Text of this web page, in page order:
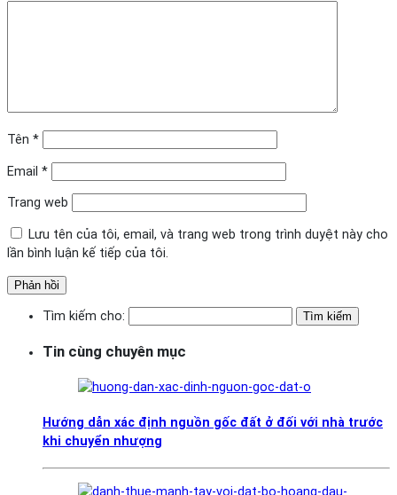
Tên *
Email *
Trang web
Lưu tên của tôi, email, và trang web trong trình duyệt này cho
lần bình luận kế tiếp của tôi.
Tìm kiếm cho:
Tin cùng chuyên mục
Hướng dẫn xác định nguồn gốc đất ở đối với nhà trước
khi chuyển nhượng